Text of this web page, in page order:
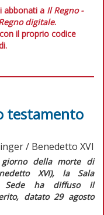
abbonati a Il Regno -
digitale.
il proprio codice
testamento
/ Benedetto XVI
della morte di
XVI), la Sala
Sede ha diffuso il
datato 29 agosto